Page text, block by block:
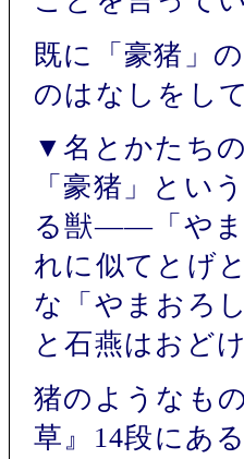
既に「豪猪」
のはなしをし
▼名とかたち
「豪猪」とい
る獣――「やま
れに似てとげ
な「やまおろ
と石燕はおど
猪のようなも
草』14段にあ